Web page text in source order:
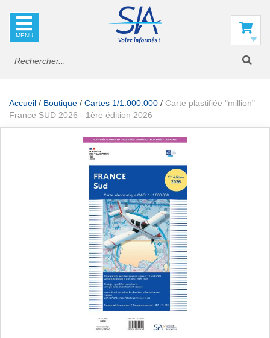
Accueil Boutique Cartes 1/1.000.000
Carte plastifiée "million"
France SUD 2026 - 1ère édition 2026